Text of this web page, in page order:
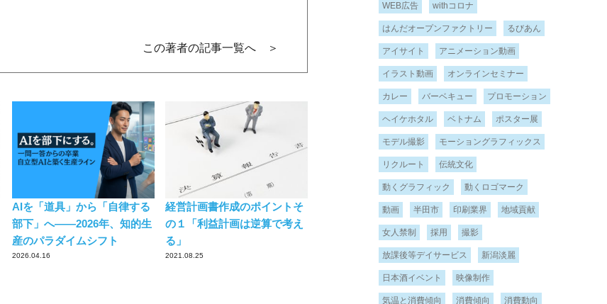
この著者の記事一覧へ ＞
AIを「道具」から「自律する
部下」へ——2026年、知的生
産のパラダイムシフト
2026.04.16
経営計画書作成のポイントそ
の１「利益計画は逆算で考え
る」
2021.08.25
WEB広告 withコロナ
はんだオープンファクトリー るびあん
アイサイト アニメーション動画
イラスト動画 オンラインセミナー
カレー バーベキュー プロモーション
ヘイケホタル ベトナム ポスター展
モデル撮影 モーショングラフィックス
リクルート 伝統文化
動くグラフィック 動くロゴマーク
動画 半田市 印刷業界 地域貢献
女人禁制 採用 撮影
放課後等デイサービス 新潟淡麗
日本酒イベント 映像制作
気温と消費傾向 消費傾向 消費動向